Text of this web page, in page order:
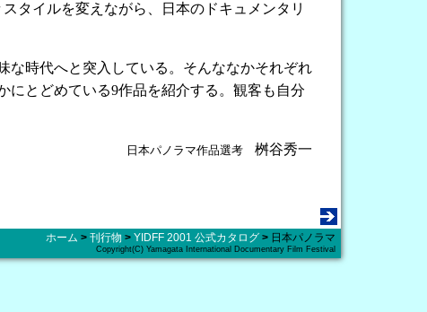
タイルを変えながら、日本のドキュメンタリ
時代へと突入している。そんななかそれぞれ
にとどめている9作品を紹介する。観客も自分
日本パノラマ作品選考 桝谷秀一
ホーム > 刊行物 > YIDFF 2001 公式カタログ > 日本パノラマ
Copyright(C) Yamagata International Documentary Film Festival